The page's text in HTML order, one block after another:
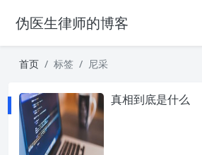
伪医生律师的博客
首页 标签 尼采
真相到底是什么